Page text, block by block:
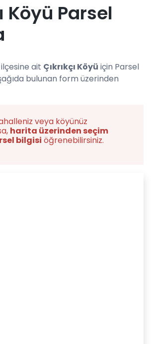
Köyü Parsel
ait Çıkrıkçı Köyü için Parsel
bulunan form üzerinden
veya köyünüz
harita üzerinden seçim
bilgisi öğrenebilirsiniz.